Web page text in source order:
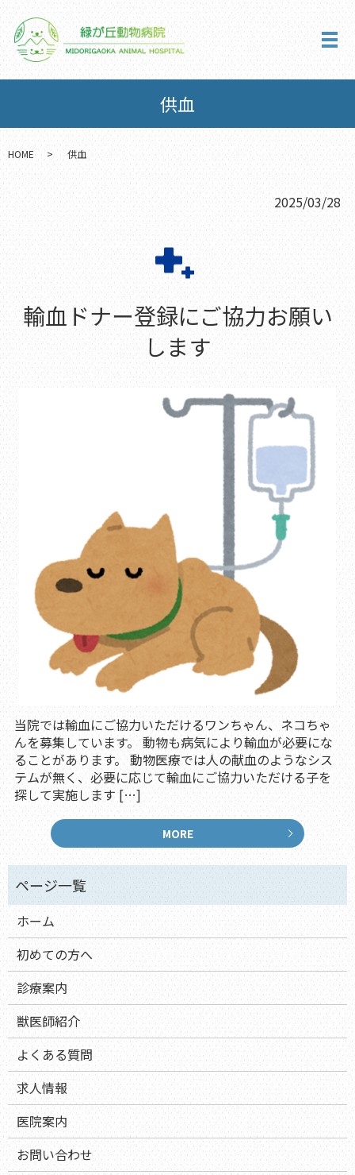
メ
供血
HOME 供血
2025/03/28
輸血ドナー登録にご協力お願い
します
当院では輸血にご協力いただけるワンちゃん、ネコちゃ
んを募集しています。 動物も病気により輸血が必要にな
ることがあります。 動物医療では人の献血のようなシス
テムが無く、必要に応じて輸血にご協力いただける子を
探して実施します […]
MORE
ホーム
初めての方へ
診療案内
獣医師紹介
よくある質問
求人情報
医院案内
お問い合わせ